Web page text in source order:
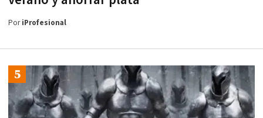
PoriProfesional